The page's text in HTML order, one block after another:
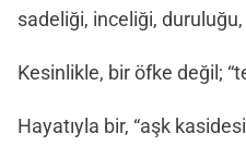
sadeliği, inceliği,
Kesinlikle, bir öfke değil;
Hayatıyla bir, “aşk